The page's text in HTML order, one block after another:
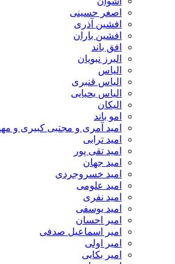
اصغر حسینی
افشین آذری
افشین باران
افق باند
البرز نبویان
الیاس
الیاس قنبرى
الیاس یحیایی
الیکان
امو باند
امید آمری و مجتبی کبیری و
امید ترابی
امید تقی پور
امید جهان
امید خسروجردی
امید علومی
امید نفری
امید یوسفی
امیر احسان
امیر اسماعیل صدفی
امیر اولی
امیر بکایی